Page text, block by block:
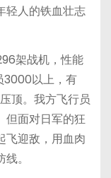
轻人的铁血壮志
架战机，性能
3000以上，有
顶。我方飞行员
但面对日军的狂
飞迎敌，用血肉
。